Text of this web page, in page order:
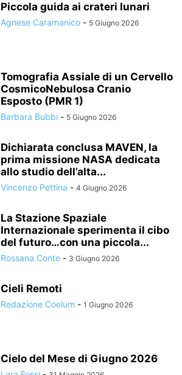
Piccola guida ai crateri lunari
Agnese Caramanico - 5 Giugno 2026
Tomografia Assiale di un Cervello
CosmicoNebulosa Cranio
Esposto (PMR 1)
Barbara Bubbi - 5 Giugno 2026
Dichiarata conclusa MAVEN, la
prima missione NASA dedicata
allo studio dell’alta...
Vincenzo Pettina - 4 Giugno 2026
La Stazione Spaziale
Internazionale sperimenta il cibo
del futuro…con una piccola...
Rossana Conte - 3 Giugno 2026
Cieli Remoti
Redazione Coelum - 1 Giugno 2026
Cielo del Mese di Giugno 2026